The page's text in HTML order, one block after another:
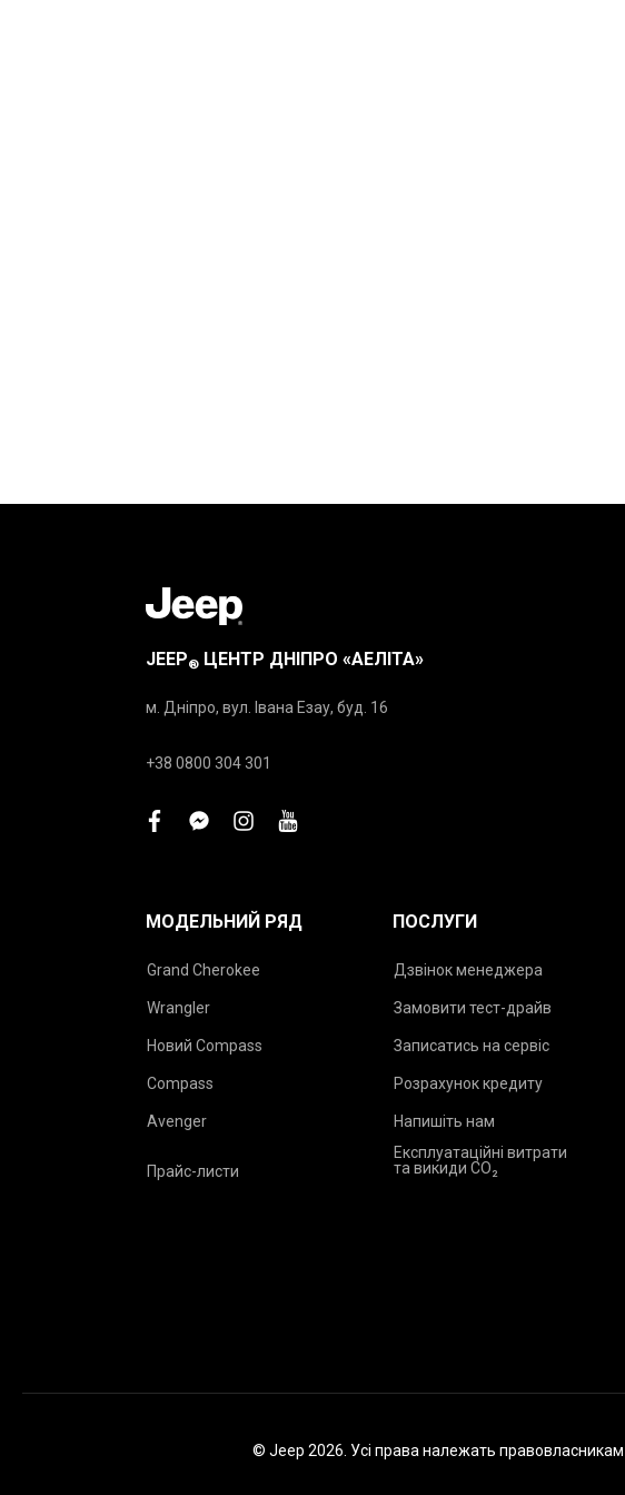
JEEP® ЦЕНТР ДНІПРО «АЕЛІТА»
м. Дніпро, вул. Івана Езау, буд. 16
+38 0800 304 301
facebookfacebook-
instagram
youtube
МОДЕЛЬНИЙ РЯД
Grand Cherokee
Wrangler
Новий Compass
Compass
Avenger
Прайс-листи
ПОСЛУГИ
Дзвінок менеджера
Замовити тест-драйв
Записатись на сервіс
Розрахунок кредиту
Напишіть нам
Експлуатаційні витрати
та викиди CO₂
© Jeep 2026. Усі права належать правовласникам